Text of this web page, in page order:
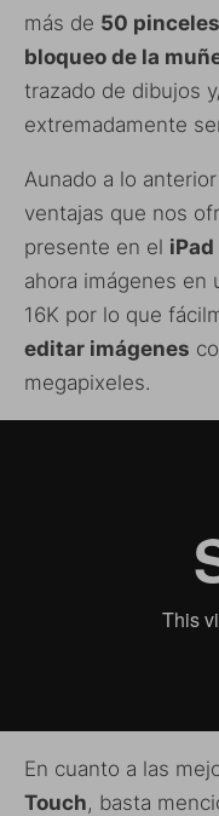
más de 50 pinceles
bloqueo de la
trazado de dibujos
extremadamente
Aunado a lo
ventajas que nos
presente en el iPad
ahora imágenes en
16K por lo que
editar imágenes
megapixeles.
En cuanto a las
Touch, basta